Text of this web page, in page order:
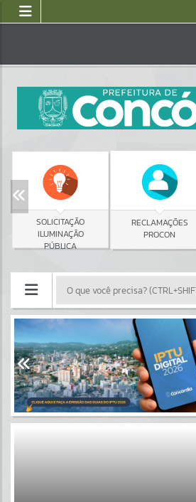
SOLICITAÇÃO
ILUMINAÇÃO
PÚBLICA
RECLAMAÇÕES
PROCON
Portais
Por favor, aguarde...